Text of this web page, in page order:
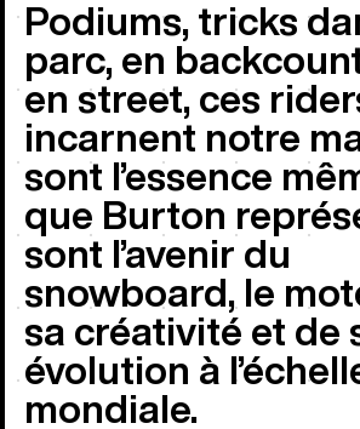
Podiums, tricks
parc, en
en street, ces
incarnent notre
sont l’essence
que Burton
sont l’avenir du
snowboard, le
sa créativité et de
évolution à
mondiale.